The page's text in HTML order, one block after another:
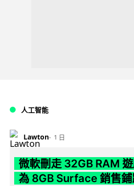
人工智能
Lawton 1 日
微軟刪走 32GB RAM
為 8GB Surface 銷售鋪